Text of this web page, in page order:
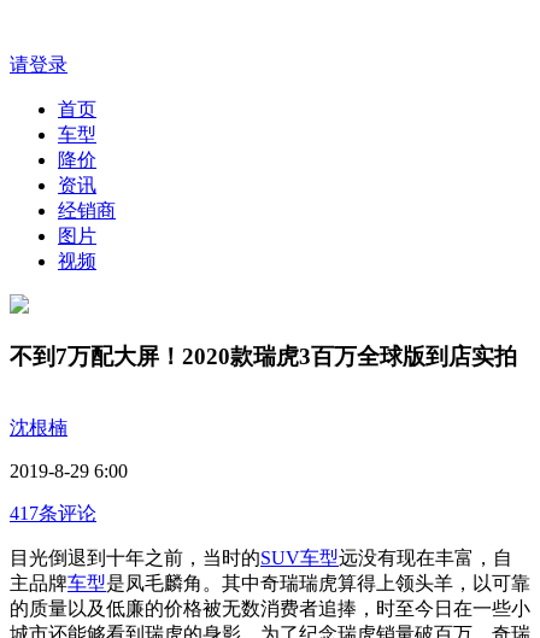
请登录
首页
车型
降价
资讯
经销商
图片
视频
不到7万配大屏！2020款瑞虎3百万全球版到店实拍
沈根楠
2019-8-29 6:00
417条评论
目光倒退到十年之前，当时的SUV车型远没有现在丰富，自
主品牌车型是凤毛麟角。其中奇瑞瑞虎算得上领头羊，以可靠
的质量以及低廉的价格被无数消费者追捧，时至今日在一些小